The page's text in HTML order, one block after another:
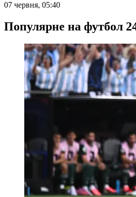
07 червня, 05:40
Популярне на футбол